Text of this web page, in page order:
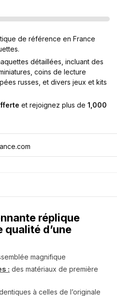
de référence en France
détaillées, incluant des
coins de lecture
russes, et divers jeux et kits
et rejoignez plus de 1,000
réplique
qualité d’une
magnifique
: des matériaux de première
à celles de l’originale